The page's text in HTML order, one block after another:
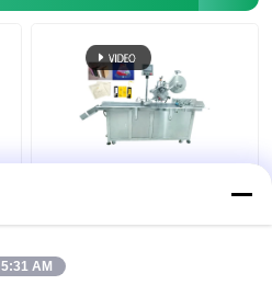
de plástico Mylar
Pouch com impressora
5:31 AM